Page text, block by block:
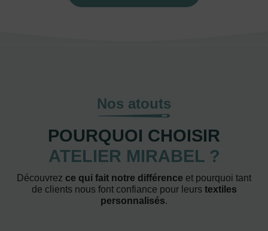
Nos atouts
POURQUOI CHOISIR
ATELIER MIRABEL ?
Découvrez ce qui fait notre différence et pourquoi tant
de clients nous font confiance pour leurs textiles
personnalisés.